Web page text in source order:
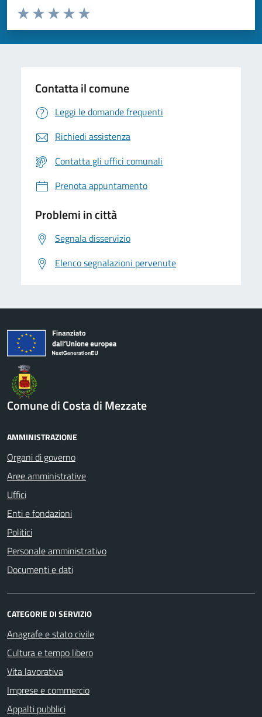
Valuta da 1 a 5 stelle la pagina
Valuta 5 stelle su 5
Valuta 4 stelle su 5
Valuta 3 stelle su 5
Valuta 2 stelle su 5
Valuta 1 stelle su 5
Contatta il comune
Leggi le domande frequenti
Richiedi assistenza
Contatta gli uffici comunali
Prenota appuntamento
Problemi in città
Segnala disservizio
Elenco segnalazioni pervenute
Comune di Costa di Mezzate
AMMINISTRAZIONE
Organi di governo
Aree amministrative
Uffici
Enti e fondazioni
Politici
Personale amministrativo
Documenti e dati
CATEGORIE DI SERVIZIO
Anagrafe e stato civile
Cultura e tempo libero
Vita lavorativa
Imprese e commercio
Appalti pubblici